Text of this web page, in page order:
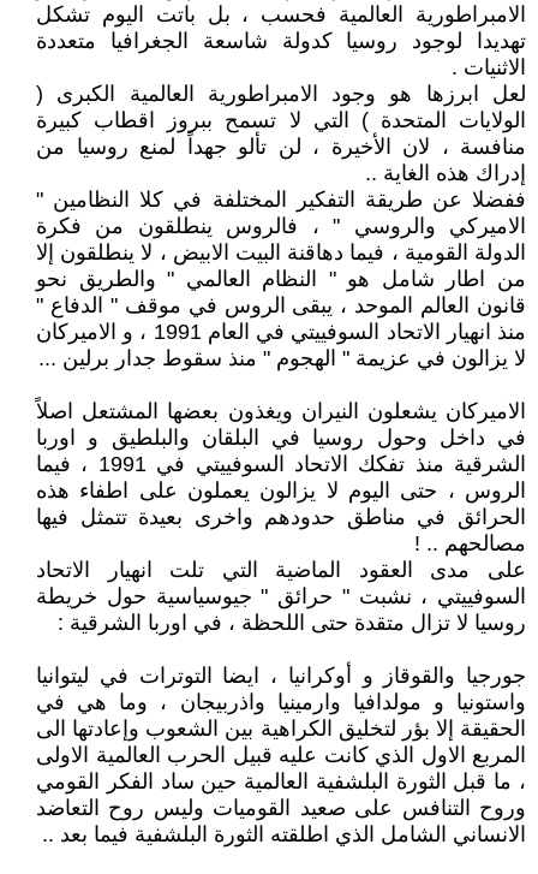
الامبراطورية العالمية فحسب ، بل باتت اليوم تشكل
تهديدا لوجود روسيا كدولة شاسعة الجغرافيا متعددة
الاثنيات .
لعل ابرزها هو وجود الامبراطورية العالمية الكبرى (
الولايات المتحدة ) التي لا تسمح ببروز اقطاب كبيرة
منافسة ، لان الأخيرة ، لن تألو جهداً لمنع روسيا من
إدراك هذه الغاية ..
ففضلا عن طريقة التفكير المختلفة في كلا النظامين "
الاميركي والروسي " ، فالروس ينطلقون من فكرة
الدولة القومية ، فيما دهاقنة البيت الابيض ، لا ينطلقون إلا
من اطار شامل هو " النظام العالمي " والطريق نحو
قانون العالم الموحد ، يبقى الروس في موقف " الدفاع "
منذ انهيار الاتحاد السوفييتي في العام 1991 ، و الاميركان
لا يزالون في عزيمة " الهجوم " منذ سقوط جدار برلين ...
الاميركان يشعلون النيران ويغذون بعضها المشتعل اصلاً
في داخل وحول روسيا في البلقان والبلطيق و اوربا
الشرقية منذ تفكك الاتحاد السوفييتي في 1991 ، فيما
الروس ، حتى اليوم لا يزالون يعملون على اطفاء هذه
الحرائق في مناطق حدودهم واخرى بعيدة تتمثل فيها
مصالحهم .. !
على مدى العقود الماضية التي تلت انهيار الاتحاد
السوفييتي ، نشبت " حرائق " جيوسياسية حول خريطة
روسيا لا تزال متقدة حتى اللحظة ، في اوربا الشرقية :
جورجيا والقوقاز و أوكرانيا ، ايضا التوترات في ليتوانيا
واستونيا و مولدافيا وارمينيا واذربيجان ، وما هي في
الحقيقة إلا بؤر لتخليق الكراهية بين الشعوب وإعادتها الى
المربع الاول الذي كانت عليه قبيل الحرب العالمية الاولى
، ما قبل الثورة البلشفية العالمية حين ساد الفكر القومي
وروح التنافس على صعيد القوميات وليس روح التعاضد
الانساني الشامل الذي اطلقته الثورة البلشفية فيما بعد ..